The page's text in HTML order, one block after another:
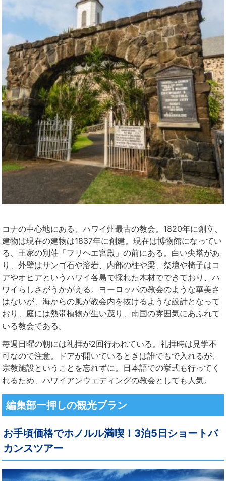
コナの中心地にある、ハワイ州最古の教会。1820年に創立、
建物は現在の建物は1837年に創建。現在は博物館になってい
る、王家の別荘「フリヘエ宮殿」の前にある。白い尖塔があ
り、外壁はサンゴ石や溶岩、内部の柱や梁、祭壇や椅子はコ
アやオヒアというハワイ各島で採れた木材でできており、ハ
ワイらしさがうかがえる。ヨーロッパの教会のような華美さ
はないが、海からの風が教会内を抜けるような設計となって
おり、庭には熱帯植物が生い茂り、南国の雰囲気にあふれて
いる教会である。
毎週日曜の朝には礼拝が2回行われている。礼拝時は見学不
可なので注意。ドアが開いているときは誰でもで入れるが、
宗教施設ということを忘れずに。日本語での挙式も行ってく
れるため、ハワイアンウェディングの教会としても人気。
編集部一押しの観光プラン
お手頃価格でホノルル満喫！3泊5日ショートバ
カンスツアー